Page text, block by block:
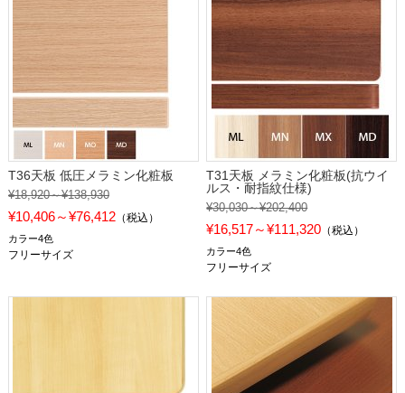
T36天板 低圧メラミン化粧板
¥18,920～¥138,930
¥10,406～¥76,412（税込）
カラー4色
フリーサイズ
T31天板 メラミン化粧板(抗ウイ
ルス・耐指紋仕様)
¥30,030～¥202,400
¥16,517～¥111,320 （税込）
カラー4色
フリーサイズ